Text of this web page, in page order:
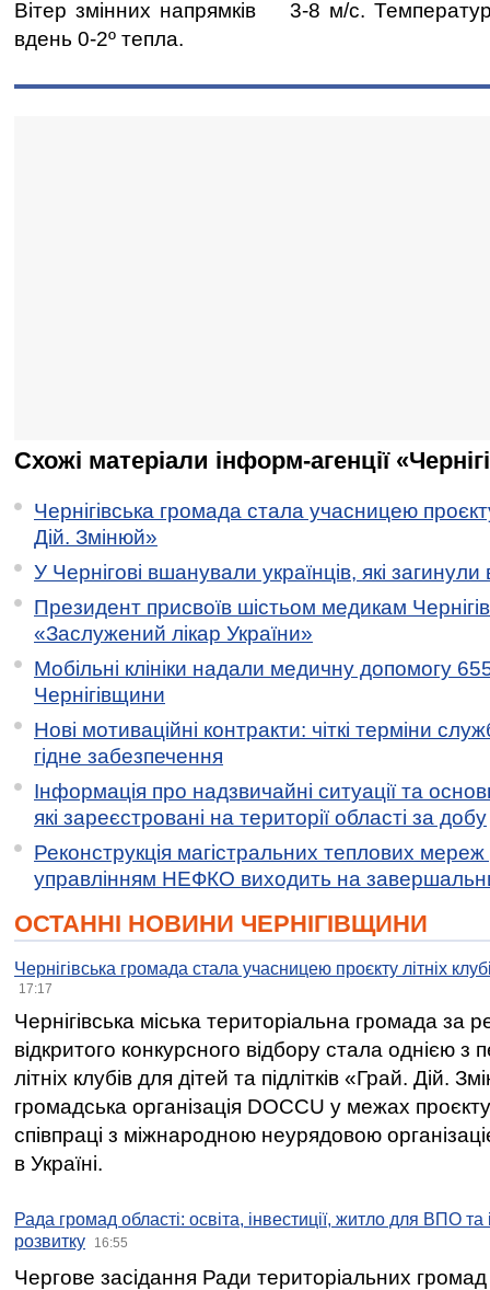
Вітер змінних напрямків 3-8 м/с.
вдень 0-2º тепла.
Схожі матеріали інформ-агенції
Чернігівська громада стала учасницею
Дій. Змінюй»
У Чернігові вшанували українців, які загинули
Президент присвоїв шістьом медикам
«Заслужений лікар України»
Мобільні клініки надали медичну допомогу
Чернігівщини
Нові мотиваційні контракти: чіткі терміни
гідне забезпечення
Інформація про надзвичайні ситуації та
які зареєстровані на території області за добу
Реконструкція магістральних теплових мереж
управлінням НЕФКО виходить на
ОСТАННІ НОВИНИ ЧЕРНІГІВЩИНИ
Чернігівська громада стала учасницею проєкту літніх
17:17
Чернігівська міська територіальна громада за
відкритого конкурсного відбору стала однією
літніх клубів для дітей та підлітків «Грай. Дій.
громадська організація DOCCU у межах
співпраці з міжнародною неурядовою
в Україні.
Рада громад області: освіта, інвестиції, житло для ВПО
розвитку
16:55
Чергове засідання Ради територіальних громад